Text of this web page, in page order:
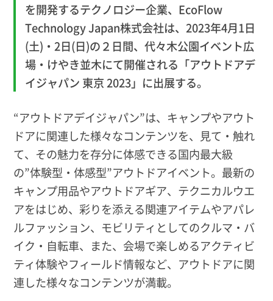
を開発するテクノロジー企業、EcoFlow
Technology Japan株式会社は、2023年4月1日
(土)・2日(日)の２日間、代々木公園イベント広
場・けやき並木にて開催される「アウトドアデ
イジャパン 東京 2023」に出展する。
“アウトドアデイジャパン”は、キャンプやアウト
ドアに関連した様々なコンテンツを、見て・触れ
て、その魅力を存分に体感できる国内最大級
の”体験型・体感型”アウトドアイベント。最新の
キャンプ用品やアウトドアギア、テクニカルウエ
アをはじめ、彩りを添える関連アイテムやアパレ
ルファッション、モビリティとしてのクルマ・バ
イク・自転車、また、会場で楽しめるアクティビ
ティ体験やフィールド情報など、アウトドアに関
連した様々なコンテンツが満載。